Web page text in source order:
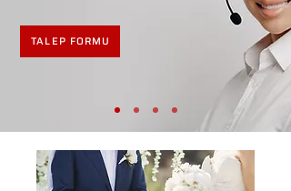
TALEP FORMU